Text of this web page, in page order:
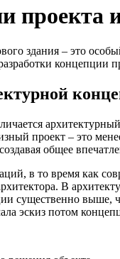
проекта
здания – это
концепции
проект – это
общее
в то время как
В
существенно выше,
эскиз потом